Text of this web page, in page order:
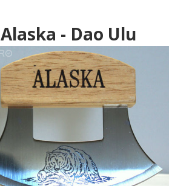
Alaska - Dao Ulu